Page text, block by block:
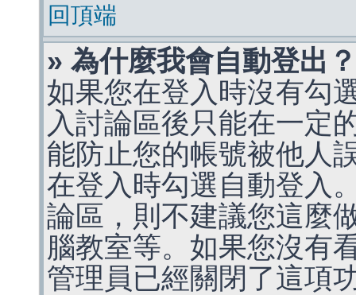
回頂端
» 為什麼我會自動登出？
如果您在登入時沒有勾
入討論區後只能在一定
能防止您的帳號被他人
在登入時勾選自動登入
論區，則不建議您這麼
腦教室等。如果您沒有
管理員已經關閉了這項